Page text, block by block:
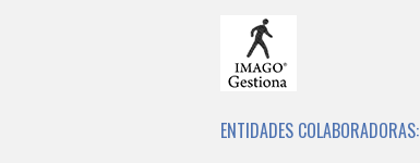
ENTIDADES COLABORADORAS: